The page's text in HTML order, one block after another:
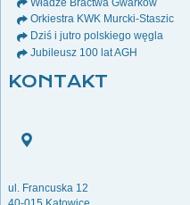
Orkiestra KWK Murcki-Staszic
Dziś i jutro polskiego węgla
Jubileusz 100 lat AGH
KONTAKT
ul. Francuska 12